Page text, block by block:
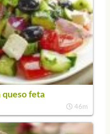
queso feta
46m